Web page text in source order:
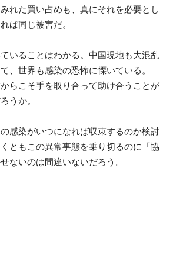
れた買い占めも、真にそれを必要とし
ば同じ被害だ。
いることはわかる。中国現地も大混乱
、世界も感染の恐怖に慄いている。
らこそ手を取り合って助け合うことが
うか。
感染がいつになれば収束するのか検討
ともこの異常事態を乗り切るのに「協
ないのは間違いないだろう。